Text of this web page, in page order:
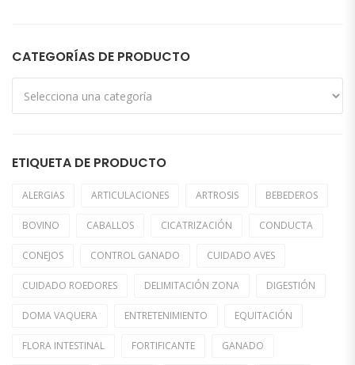
CATEGORÍAS DE PRODUCTO
ETIQUETA DE PRODUCTO
ALERGIAS ARTICULACIONES ARTROSIS BEBEDEROS
BOVINO CABALLOS CICATRIZACIÓN CONDUCTA
CONEJOS CONTROL GANADO CUIDADO AVES
CUIDADO ROEDORES DELIMITACIÓN ZONA DIGESTIÓN
DOMA VAQUERA ENTRETENIMIENTO EQUITACIÓN
FLORA INTESTINAL FORTIFICANTE GANADO